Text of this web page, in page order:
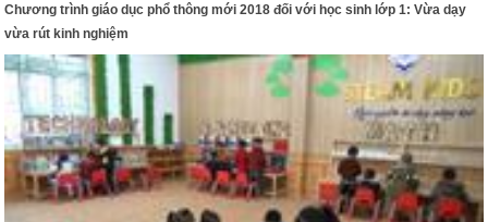
Chương trình giáo dục phổ thông mới 2018 đối với học sinh lớp 1: Vừa dạy
vừa rút kinh nghiệm